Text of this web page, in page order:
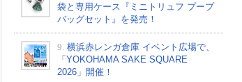
袋と専用ケース『ミニトリュフ プープ
バッグセット』を発売！
9. 横浜赤レンガ倉庫 イベント広場で、
「YOKOHAMA SAKE SQUARE
2026」開催！